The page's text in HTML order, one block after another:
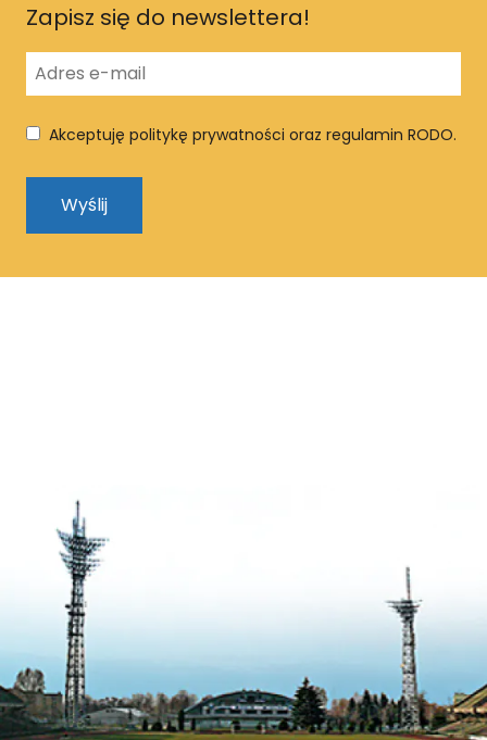
Zapisz się do newslettera!
Akceptuję politykę prywatności oraz regulamin RODO.